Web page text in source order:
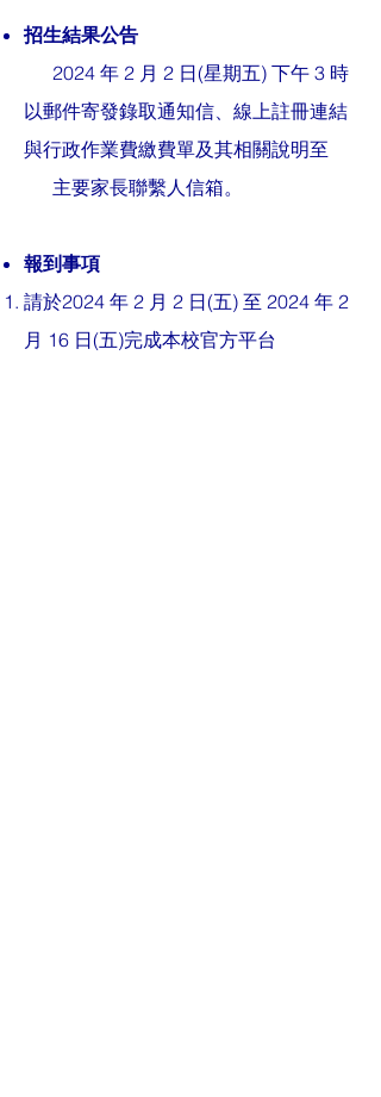
招生結果公告
2024 年 2 月 2 日(星期五) 下午 3 時
以郵件寄發錄取通知信、線上註冊連結
與行政作業費繳費單及其相關說明至
主要家長聯繫人信箱。
報到事項
請於2024 年 2 月 2 日(五) 至 2024 年 2
月 16 日(五)完成本校官方平台